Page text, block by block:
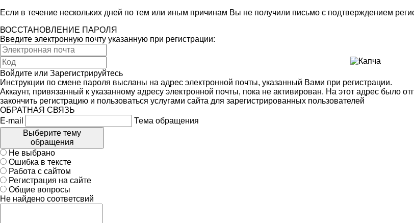
Если в течение нескольких дней по тем или иным причинам Вы не получили письмо с подтверждением
ВОССТАНОВЛЕНИЕ ПАРОЛЯ
Введите электронную почту указанную при регистрации:
Войдите или Зарегистрируйтесь
Инструкции по смене пароля высланы на адрес электронной почты, указанный Вами при регистрации.
Аккаунт, привязанный к указанному адресу электронной почты, пока не активирован. На этот адрес было
закончить регистрацию и пользоваться услугами сайта для зарегистрированных пользователей
ОБРАТНАЯ СВЯЗЬ
E-mail
Тема обращения
Выберите тему
обращения
Не выбрано
Ошибка в тексте
Работа с сайтом
Регистрация на сайте
Общие вопросы
Не найдено соответсвий